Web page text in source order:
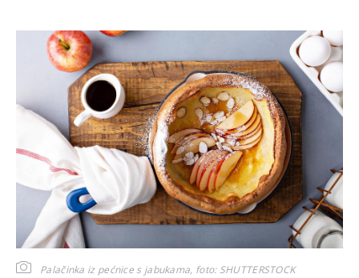
Palačinka iz pećnice s jabukama, foto: SHUTTERSTOCK